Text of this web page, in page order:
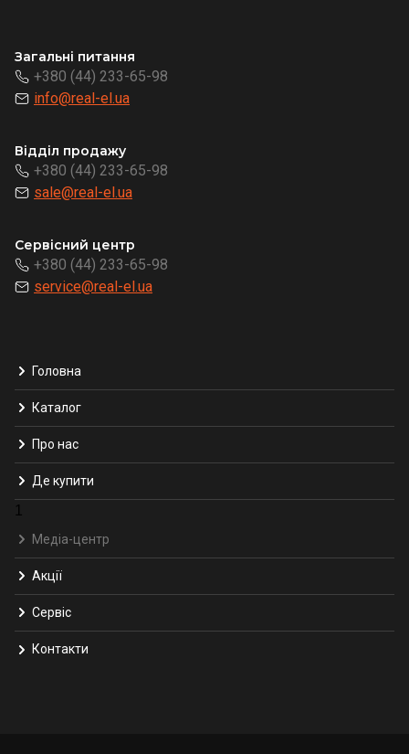
Загальні питання
+380 (44) 233-65-98
info@real-el.ua
Відділ продажу
+380 (44) 233-65-98
sale@real-el.ua
Сервісний центр
+380 (44) 233-65-98
service@real-el.ua
Головна
Каталог
Про нас
Де купити
1
Медіа-центр
Акції
Сервіс
Контакти